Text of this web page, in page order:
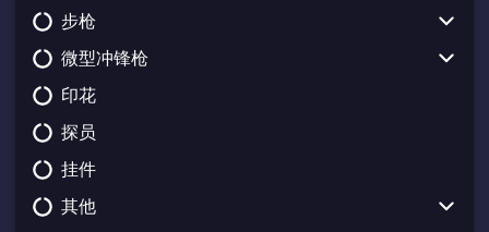
CZ75-Auto
USP-S
Desert Eagle
Dual Berettas
Five-SeveN
Glock-18
步枪
Galil AR
AUG
AWP
FAMAS
G3SG1
微型冲锋枪
UMP-45
MAC-10
MP5-SD
MP7
印花
探员
挂件
其他